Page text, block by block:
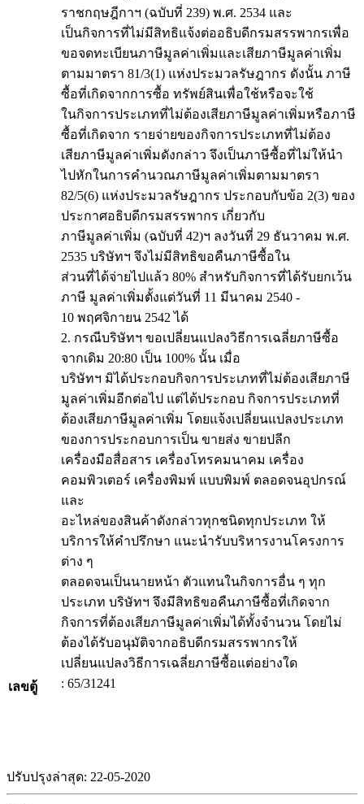
ราชกฤษฎีกาฯ (ฉบับที่ 239) พ.ศ. 2534 และ
เป็นกิจการที่ไม่มีสิทธิแจ้งต่ออธิบดีกรมสรรพากรเพื่อ
ขอจดทะเบียนภาษีมูลค่าเพิ่มและเสียภาษีมูลค่าเพิ่ม
ตามมาตรา 81/3(1) แห่งประมวลรัษฎากร ดังนั้น ภาษี
ซื้อที่เกิดจากการซื้อ ทรัพย์สินเพื่อใช้หรือจะใช้
ในกิจการประเภทที่ไม่ต้องเสียภาษีมูลค่าเพิ่มหรือภาษี
ซื้อที่เกิดจาก รายจ่ายของกิจการประเภทที่ไม่ต้อง
เสียภาษีมูลค่าเพิ่มดังกล่าว จึงเป็นภาษีซื้อที่ไม่ให้นำ
ไปหักในการคำนวณภาษีมูลค่าเพิ่มตามมาตรา
82/5(6) แห่งประมวลรัษฎากร ประกอบกับข้อ 2(3) ของ
ประกาศอธิบดีกรมสรรพากร เกี่ยวกับ
ภาษีมูลค่าเพิ่ม (ฉบับที่ 42)ฯ ลงวันที่ 29 ธันวาคม พ.ศ.
2535 บริษัทฯ จึงไม่มีสิทธิขอคืนภาษีซื้อใน
ส่วนที่ได้จ่ายไปแล้ว 80% สำหรับกิจการที่ได้รับยกเว้น
ภาษี มูลค่าเพิ่มตั้งแต่วันที่ 11 มีนาคม 2540 -
10 พฤศจิกายน 2542 ได้
2. กรณีบริษัทฯ ขอเปลี่ยนแปลงวิธีการเฉลี่ยภาษีซื้อ
จากเดิม 20:80 เป็น 100% นั้น เมื่อ
บริษัทฯ มิได้ประกอบกิจการประเภทที่ไม่ต้องเสียภาษี
มูลค่าเพิ่มอีกต่อไป แต่ได้ประกอบ กิจการประเภทที่
ต้องเสียภาษีมูลค่าเพิ่ม โดยแจ้งเปลี่ยนแปลงประเภท
ของการประกอบการเป็น ขายส่ง ขายปลีก
เครื่องมือสื่อสาร เครื่องโทรคมนาคม เครื่อง
คอมพิวเตอร์ เครื่องพิมพ์ แบบพิมพ์ ตลอดจนอุปกรณ์
และ
อะไหล่ของสินค้าดังกล่าวทุกชนิดทุกประเภท ให้
บริการให้คำปรึกษา แนะนำรับบริหารงานโครงการ
ต่าง ๆ
ตลอดจนเป็นนายหน้า ตัวแทนในกิจการอื่น ๆ ทุก
ประเภท บริษัทฯ จึงมีสิทธิขอคืนภาษีซื้อที่เกิดจาก
กิจการที่ต้องเสียภาษีมูลค่าเพิ่มได้ทั้งจำนวน โดยไม่
ต้องได้รับอนุมัติจากอธิบดีกรมสรรพากรให้
เปลี่ยนแปลงวิธีการเฉลี่ยภาษีซื้อแต่อย่างใด
เลขตู้
: 65/31241
ปรับปรุงล่าสุด: 22-05-2020